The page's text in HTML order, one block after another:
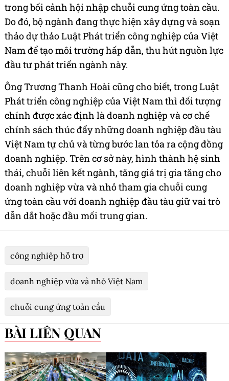
trong bối cảnh hội nhập chuỗi cung ứng toàn cầu.
Do đó, bộ ngành đang thực hiện xây dựng và soạn
thảo dự thảo Luật Phát triển công nghiệp của Việt
Nam để tạo môi trường hấp dẫn, thu hút nguồn lực
đầu tư phát triển ngành này.
Ông Trương Thanh Hoài cũng cho biết, trong Luật
Phát triển công nghiệp của Việt Nam thì đối tượng
chính được xác định là doanh nghiệp và cơ chế
chính sách thúc đẩy những doanh nghiệp đầu tàu
Việt Nam tự chủ và từng bước lan tỏa ra cộng đồng
doanh nghiệp. Trên cơ sở này, hình thành hệ sinh
thái, chuỗi liên kết ngành, tăng giá trị gia tăng cho
doanh nghiệp vừa và nhỏ tham gia chuỗi cung
ứng toàn cầu với doanh nghiệp đầu tàu giữ vai trò
dẫn dắt hoặc đầu mối trung gian.
công nghiệp hỗ trợ
doanh nghiệp vừa và nhỏ Việt Nam
chuỗi cung ứng toàn cầu
BÀI LIÊN QUAN